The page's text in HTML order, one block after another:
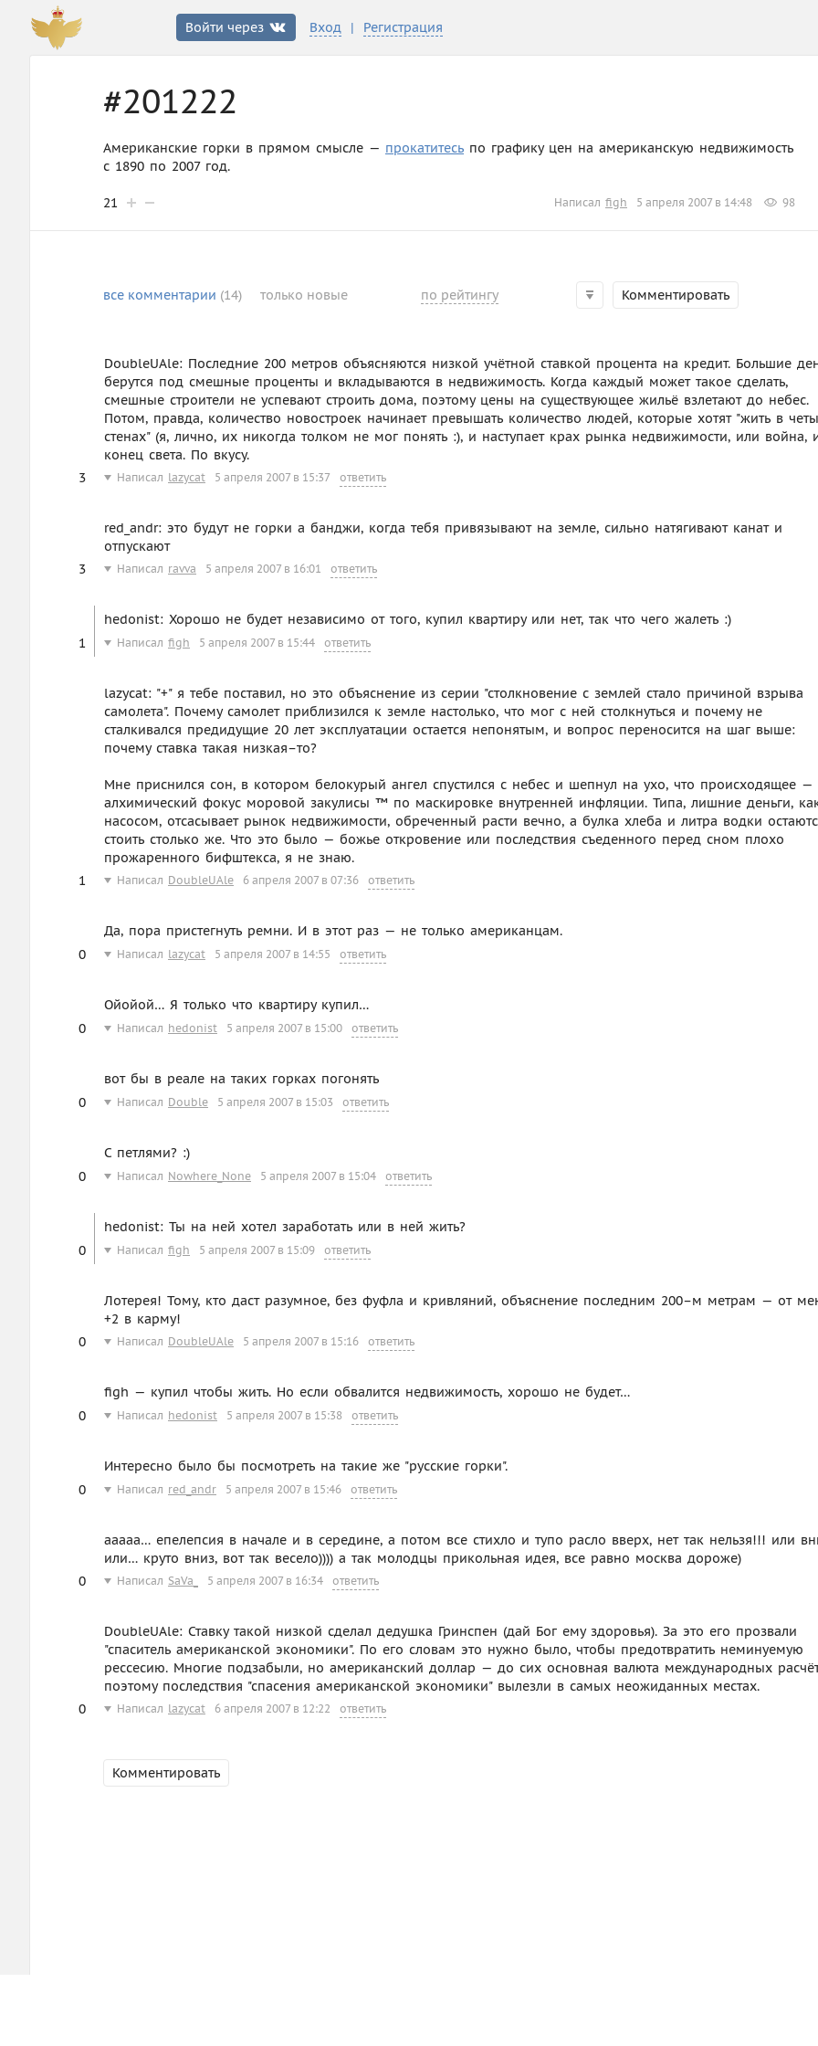
Войти через Вход | Регистрация
#201222
Американские горки в прямом смысле — прокатитесь по графику цен на американскую недвижимость
с 1890 по 2007 год.
Написал figh 5 апреля 2007 в 14:48
21 98
все комментарии (14) только новые по рейтингу Комментировать
DoubleUAle: Последние 200 метров объясняются низкой учётной ставкой процента на кредит. Большие
берутся под смешные проценты и вкладываются в недвижимость. Когда каждый может такое сделать,
смешные строители не успевают строить дома, поэтому цены на существующее жильё взлетают до небес.
Потом, правда, количество новостроек начинает превышать количество людей, которые хотят "жить в
стенах" (я, лично, их никогда толком не мог понять :), и наступает крах рынка недвижимости, или война,
конец света. По вкусу.
3
Написал lazycat 5 апреля 2007 в 15:37 ответить
red_andr: это будут не горки а банджи, когда тебя привязывают на земле, сильно натягивают канат и
отпускают
3
Написал ravva 5 апреля 2007 в 16:01 ответить
hedonist: Хорошо не будет независимо от того, купил квартиру или нет, так что чего жалеть :)
1
Написал figh 5 апреля 2007 в 15:44 ответить
lazycat: "+" я тебе поставил, но это объяснение из серии "столкновение с землей стало причиной взрыва
самолета". Почему самолет приблизился к земле настолько, что мог с ней столкнуться и почему не
сталкивался предидущие 20 лет эксплуатации остается непонятым, и вопрос переносится нa шаг выше:
почему ставка такая низкая–то?
Мне приснился сон, в котором белокурый ангел спустился с небес и шепнул на ухо, что происходящее —
алхимический фокус моровой закулисы ™ по маскировке внутренней инфляции. Типа, лишние деньги,
насосом, отсасывает рынок недвижимости, обреченный расти вечно, а булка хлеба и литра водки
стоить столько же. Что это было — божье откровение или последствия съеденного перед сном плохо
прожаренного бифштекса, я не знаю.
1
Написал DoubleUAle 6 апреля 2007 в 07:36 ответить
Да, пора пристегнуть ремни. И в этот раз — не только американцам.
0
Написал lazycat 5 апреля 2007 в 14:55 ответить
Ойойой… Я только что квартиру купил…
0
Написал hedonist 5 апреля 2007 в 15:00 ответить
вот бы в реале на таких горках погонять
0
Написал Double 5 апреля 2007 в 15:03 ответить
С петлями? :)
0
Написал Nowhere_None 5 апреля 2007 в 15:04 ответить
hedonist: Ты на ней хотел заработать или в ней жить?
0
Написал figh 5 апреля 2007 в 15:09 ответить
Лотерея! Тому, кто даст разумноe, без фуфла и кривляний, объяснение последним 200–м метрам — от
+2 в карму!
0
Написал DoubleUAle 5 апреля 2007 в 15:16 ответить
figh — купил чтобы жить. Но если обвалится недвижимость, хорошо не будет…
0
Написал hedonist 5 апреля 2007 в 15:38 ответить
Интересно было бы посмотреть на такие же "русские горки".
0
Написал red_andr 5 апреля 2007 в 15:46 ответить
ааааа… епелепсия в начале и в середине, а потом все стихло и тупо расло вверх, нет так нельзя!!! или
или… круто вниз, вот так весело)))) а так молодцы прикольная идея, все равно москва дороже)
0
Написал SaVa_ 5 апреля 2007 в 16:34 ответить
DoubleUAle: Ставку такой низкой сделал дедушка Гринспен (дай Бог ему здоровья). За это его прозвали
"спаситель американской экономики". По его словам это нужно было, чтобы предотвратить неминуемую
рессесию. Многие подзабыли, но американский доллар — до сих основная валюта международных
поэтому последствия "спасения американской экономики" вылезли в самых неожиданных местах.
0
Написал lazycat 6 апреля 2007 в 12:22 ответить
Комментировать